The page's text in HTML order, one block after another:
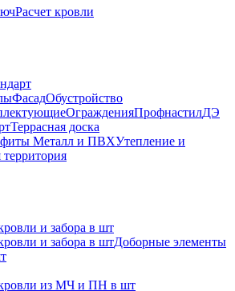
Расчет кровли
ФасадОбустройство
ОгражденияПрофнастилДЭ
Террасная доска
Металл и ПВХУтепление и
и забора в шт
и забора в штДоборные элементы
из МЧ и ПН в шт